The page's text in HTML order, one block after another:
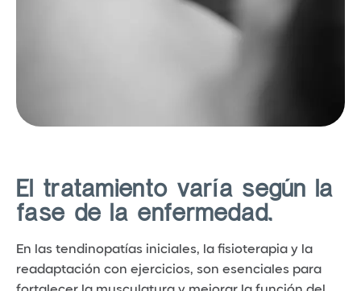
El tratamiento varía según la
fase de la enfermedad.
En las tendinopatías iniciales, la fisioterapia y la
readaptación con ejercicios, son esenciales para